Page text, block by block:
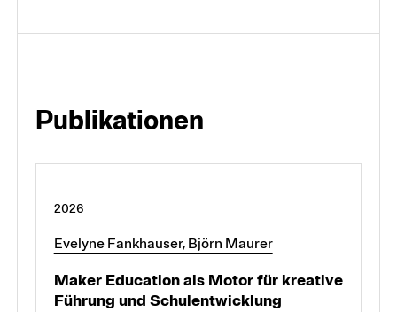
Publikationen
2026
Evelyne Fankhauser, Björn Maurer
Maker Education als Motor für kreative
Führung und Schulentwicklung